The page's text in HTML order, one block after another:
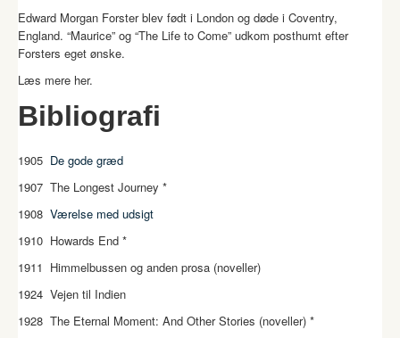
Edward Morgan Forster blev født i London og døde i Coventry,
England. “Maurice” og “The Life to Come” udkom posthumt efter
Forsters eget ønske.
Læs mere her.
Bibliografi
1905 De gode græd
1907 The Longest Journey *
1908 Værelse med udsigt
1910 Howards End *
1911 Himmelbussen og anden prosa (noveller)
1924 Vejen til Indien
1928 The Eternal Moment: And Other Stories (noveller) *